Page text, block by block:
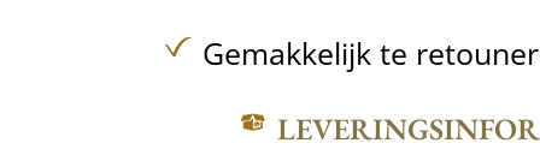
Gemakkelijk te